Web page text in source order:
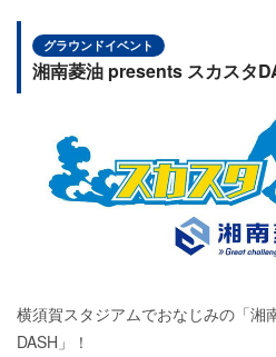
グラウンドイベント
湘南菱油 presents スカスタ
横須賀スタジアムでおなじみの「湘
DASH」！